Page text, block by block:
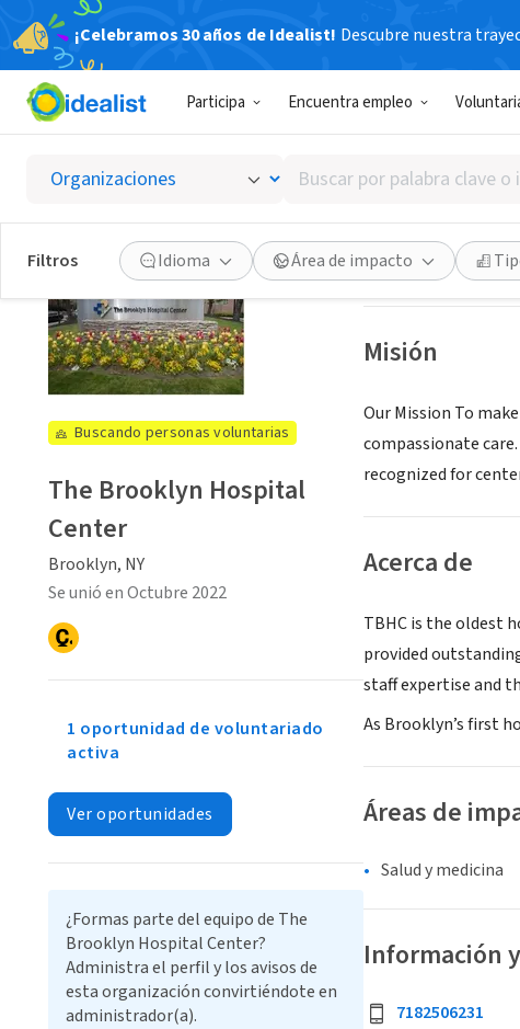
¡Celebramos 30 años de Idealist! Descubre nuestra
Participa Encuentra empleo
Buscar
por
palabra
clave
o
interés
Filtros Idioma Área de impacto
The
Brooklyn, NY|
Ver
Misión
Our Mission To
compassionate
recognized for
Acerca de
TBHC is the oldest
provided
staff expertise and
As Brooklyn’s first
Áreas de
Salud y medicina
Información
7182506231
Buscando personas voluntarias
The Brooklyn Hospital
Center
Brooklyn, NY
Se unió en Octubre 2022
1 oportunidad de voluntariado
activa
Ver oportunidades
¿Formas parte del equipo de The
Brooklyn Hospital Center?
Administra el perfil y los avisos de
esta organización convirtiéndote en
administrador(a).